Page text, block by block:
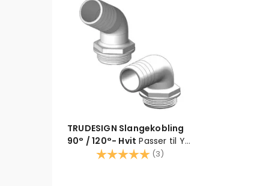
TRUDESIGN Slangekobling
90° / 120°- Hvit Passer til Y-
ventil 127082 og 127083.
Karakter: (3)